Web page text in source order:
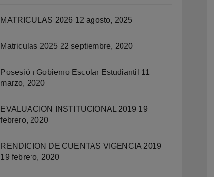
MATRICULAS 2026 12 agosto, 2025
Matriculas 2025 22 septiembre, 2020
Posesión Gobierno Escolar Estudiantil
11
marzo, 2020
EVALUACION INSTITUCIONAL 2019 19
febrero, 2020
RENDICIÓN DE CUENTAS VIGENCIA 2019
19 febrero, 2020